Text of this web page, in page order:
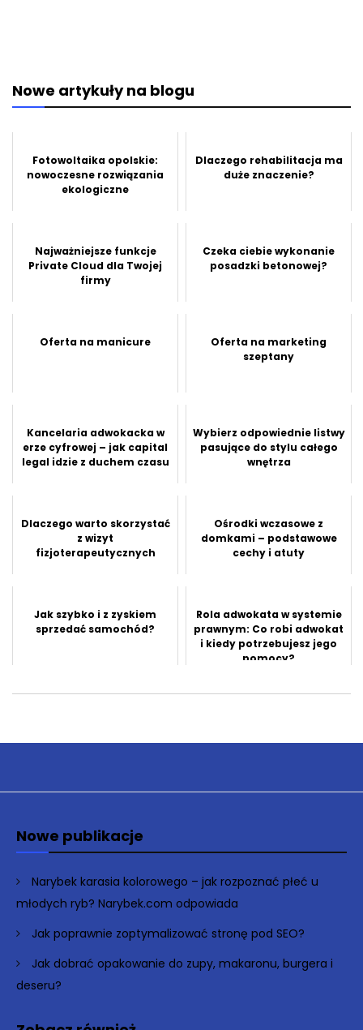
Nowe artykuły na blogu
Fotowoltaika opolskie:
nowoczesne rozwiązania
ekologiczne
Dlaczego rehabilitacja ma
duże znaczenie?
Najważniejsze funkcje
Private Cloud dla Twojej
firmy
Czeka ciebie wykonanie
posadzki betonowej?
Oferta na manicure
Oferta na marketing
szeptany
Kancelaria adwokacka w
erze cyfrowej – jak capital
legal idzie z duchem czasu
Wybierz odpowiednie listwy
pasujące do stylu całego
wnętrza
Dlaczego warto skorzystać
z wizyt
fizjoterapeutycznych
Ośrodki wczasowe z
domkami – podstawowe
cechy i atuty
Jak szybko i z zyskiem
sprzedać samochód?
Rola adwokata w systemie
prawnym: Co robi adwokat
i kiedy potrzebujesz jego
pomocy?
Nowe publikacje
Narybek karasia kolorowego – jak rozpoznać płeć u
młodych ryb? Narybek.com odpowiada
Jak poprawnie zoptymalizować stronę pod SEO?
Jak dobrać opakowanie do zupy, makaronu, burgera i
deseru?